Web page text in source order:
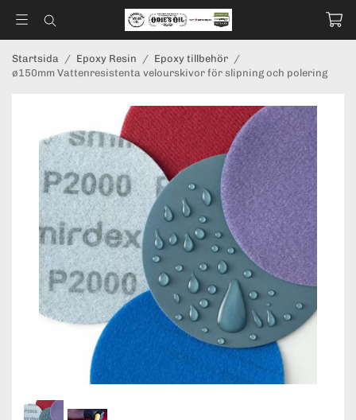
Startsida / Epoxy Resin / Epoxy tillbehör /
ø150mm Vattenresistenta velourskivor för slipning och polering